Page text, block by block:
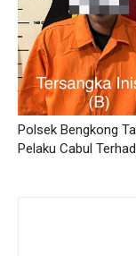
Polsek Bengkong
Pelaku Cabul